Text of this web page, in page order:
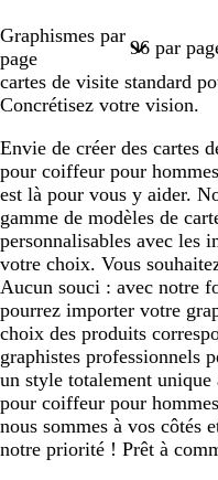
Graphismes par
page
cartes de visite standard
Concrétisez votre vision.
Envie de créer des cartes
pour coiffeur pour
est là pour vous y aider.
gamme de modèles de
personnalisables avec les
votre choix. Vous
Aucun souci : avec notre
pourrez importer votre
choix des produits
graphistes professionnels
un style totalement unique
pour coiffeur pour
nous sommes à vos côtés
notre priorité ! Prêt à